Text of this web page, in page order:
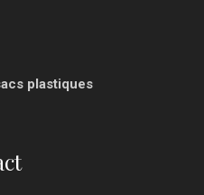
plastiques